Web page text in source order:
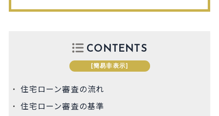
CONTENTS
簡易非表示
住宅ローン審査の流れ
住宅ローン審査の基準